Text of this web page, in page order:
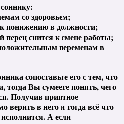
со здоровьем;
понижению в должности;
перец снится к смене работы;
переменам в
сопоставьте его с тем, что
тогда Вы сумеете понять, чего
Получив приятное
верить в него и тогда всё что
А если